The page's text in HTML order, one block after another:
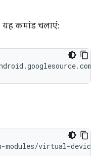
कमांड चलाएं: